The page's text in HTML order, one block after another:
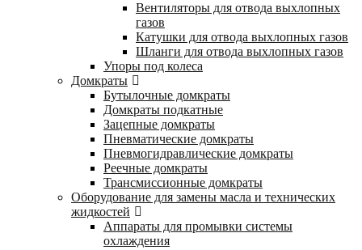
Вентиляторы для отвода выхлопных
газов
Катушки для отвода выхлопных газов
Шланги для отвода выхлопных газов
Упоры под колеса
Домкраты
Бутылочные домкраты
Домкраты подкатные
Зацепные домкраты
Пневматические домкраты
Пневмогидравлические домкраты
Реечные домкраты
Трансмиссионные домкраты
Оборудование для замены масла и технических
жидкостей
Аппараты для промывки системы
охлаждения